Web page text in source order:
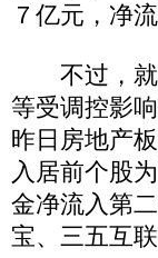
７亿元，净
不过，就
等受调控影
昨日房地产
入居前个股
金净流入第
宝、三五互